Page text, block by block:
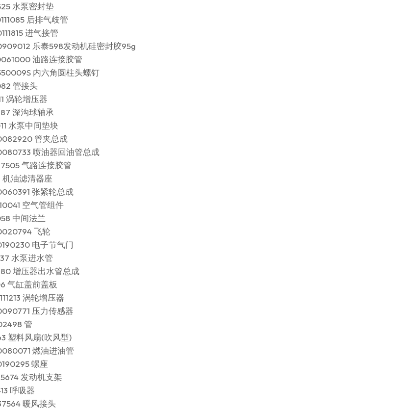
水泵密封垫
后排气歧管
进气接管
乐泰598发动机硅密封胶95g
油路连接胶管
内六角圆柱头螺钉
管接头
涡轮增压器
深沟球轴承
水泵中间垫块
管夹总成
喷油器回油管总成
气路连接胶管
机油滤清器座
张紧轮总成
空气管组件
中间法兰
飞轮
电子节气门
水泵进水管
增压器出水管总成
气缸盖前盖板
涡轮增压器
压力传感器
管
塑料风扇(吹风型)
燃油进油管
螺座
发动机支架
呼吸器
暖风接头